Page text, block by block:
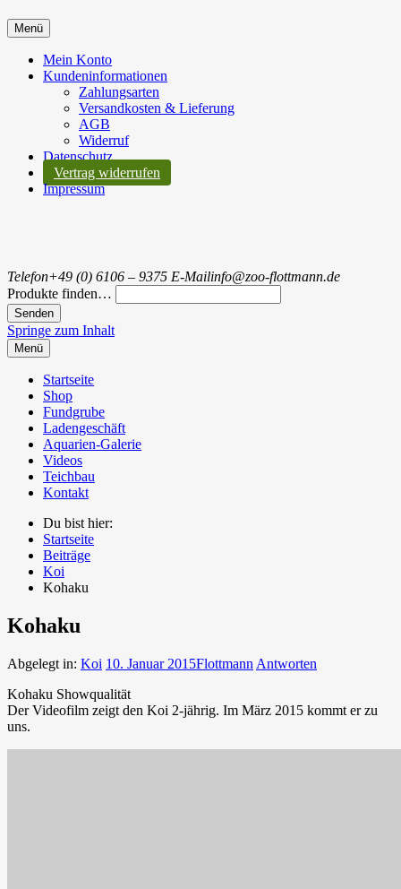
Menü
Mein Konto
Kundeninformationen
Zahlungsarten
Versandkosten & Lieferung
AGB
Widerruf
Datenschutz
Vertrag widerrufen
Impressum
Telefon+49 (0) 6106 – 9375 E-Mailinfo@zoo-flottmann.de
Produkte finden…
Springe zum Inhalt
Menü
Startseite
Shop
Fundgrube
Ladengeschäft
Aquarien-Galerie
Videos
Teichbau
Kontakt
Du bist hier:
Startseite
Beiträge
Koi
Kohaku
Kohaku
Abgelegt in: Koi 10. Januar 2015Flottmann Antworten
Kohaku Showqualität
Der Videofilm zeigt den Koi 2-jährig. Im März 2015 kommt er zu
uns.